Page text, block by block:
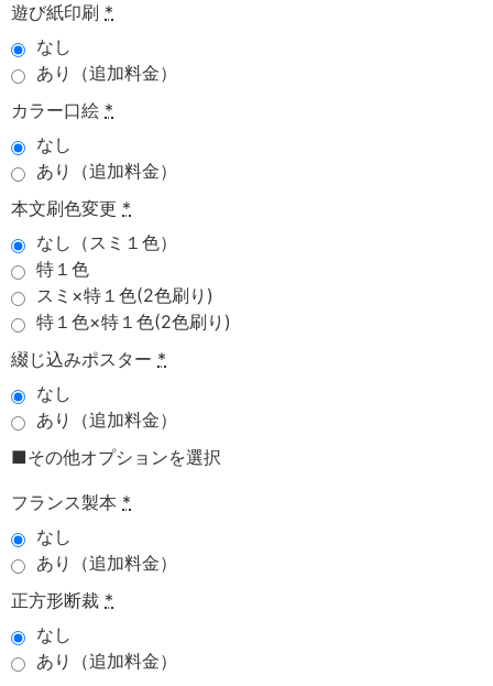
遊び紙印刷 *
なし
あり（追加料金）
カラー口絵 *
なし
あり（追加料金）
本文刷色変更 *
なし（スミ１色）
特１色
スミ×特１色(2色刷り)
特１色×特１色(2色刷り)
綴じ込みポスター *
なし
あり（追加料金）
■その他オプションを選択
フランス製本 *
なし
あり（追加料金）
正方形断裁 *
なし
あり（追加料金）